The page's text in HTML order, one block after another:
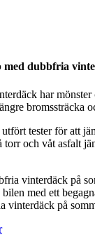
dubbfria
har
bromssträcka
tester för att
och våt asfalt
vinterdäck på
med ett
vinterdäck på